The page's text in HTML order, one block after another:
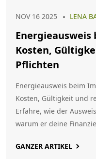
NOV 16 2025 LENA
Kosten,
Pflichten
Energieausweis beim
Kosten, Gültigkeit und
Erfahre, wie der
warum er deine
GANZER ARTIKEL